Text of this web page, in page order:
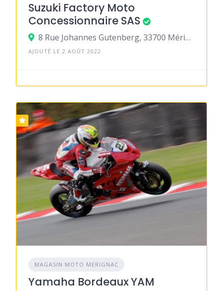
Suzuki Factory Moto
Concessionnaire SAS
8 Rue Johannes Gutenberg, 33700 Mérignac
AJOUTÉ LE 2 AOÛT 2022
MAGASIN MOTO MERIGNAC
Yamaha Bordeaux YAM